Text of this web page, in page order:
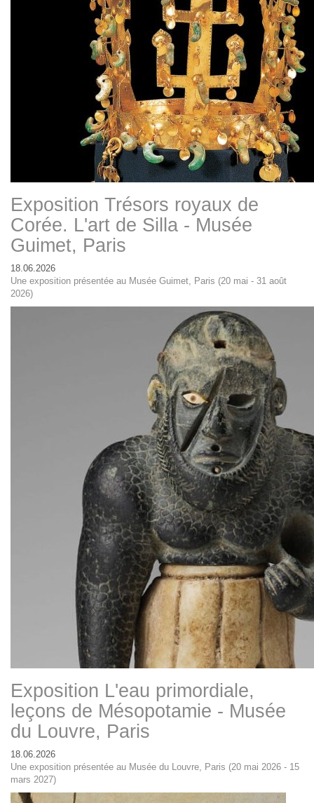
Exposition Trésors royaux de
Corée. L'art de Silla - Musée
Guimet, Paris
18.06.2026
Une exposition présentée au Musée Guimet, Paris (20 mai - 31 août
2026)
Exposition L'eau primordiale,
leçons de Mésopotamie - Musée
du Louvre, Paris
18.06.2026
Une exposition présentée au Musée du Louvre, Paris (20 mai 2026 - 15
mars 2027)